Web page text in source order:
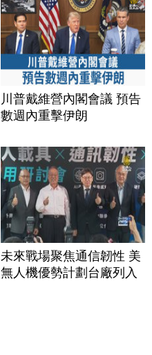
川普戴維營內閣會議 預告
數週內重擊伊朗
未來戰場聚焦通信韌性 美
無人機優勢計劃台廠列入